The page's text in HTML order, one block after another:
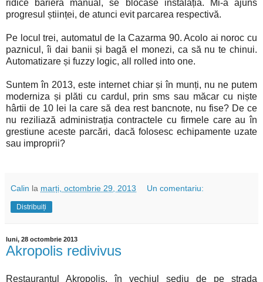
ridice bariera manual, se blocase instalația. Mi-a ajuns
progresul științei, de atunci evit parcarea respectivă.
Pe locul trei, automatul de la Cazarma 90. Acolo ai noroc cu
paznicul, îi dai banii și bagă el monezi, ca să nu te chinui.
Automatizare și fuzzy logic, all rolled into one.
Suntem în 2013, este internet chiar și în munți, nu ne putem
moderniza și plăti cu cardul, prin sms sau măcar cu niște
hârtii de 10 lei la care să dea rest bancnote, nu fise? De ce
nu reziliază administrația contractele cu firmele care au în
grestiune aceste parcări, dacă folosesc echipamente uzate
sau improprii?
Calin la marți, octombrie 29, 2013 Un comentariu:
Distribuiți
luni, 28 octombrie 2013
Akropolis redivivus
Restaurantul Akropolis, în vechiul sediu de pe strada